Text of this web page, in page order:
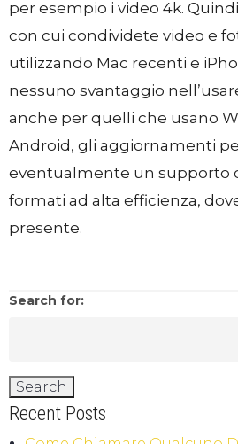
per esempio i video 4k.
con cui condividete video e
utilizzando Mac recenti e
nessuno svantaggio
anche per quelli che usano
Android, gli aggiornamenti
eventualmente un supporto
formati ad alta efficienza,
presente.
Search for:
Recent Posts